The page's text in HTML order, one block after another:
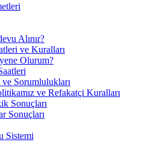
Alınır?
ve Kuralları
Olurum?
Sorumlulukları
ve Refakatçi Kuralları
Sonuçları
Sonuçları
Sistemi